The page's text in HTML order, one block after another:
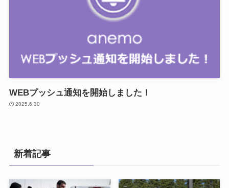
WEBプッシュ通知を開始しました！
2025.6.30
新着記事